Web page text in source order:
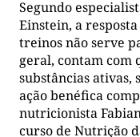
Segundo
Einstein, a
treinos não serve
geral, contam com
substâncias ativas,
ação benéfica
nutricionista
curso de Nutrição